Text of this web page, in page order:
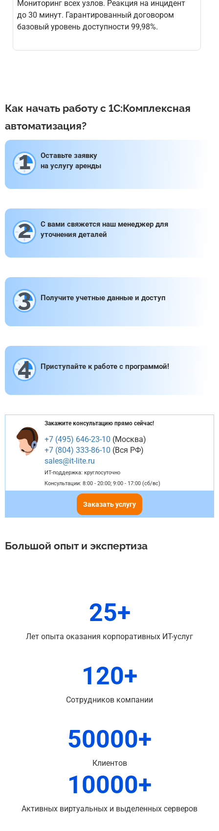
Мониторинг всех узлов. Реакция на инцидент
до 30 минут. Гарантированный договором
базовый уровень доступности 99,98%.
Как начать работу с 1C:Комплексная
автоматизация?
1
Оставьте заявку
на услугу аренды
2
С вами свяжется наш менеджер для
уточнения деталей
3 Получите учетные данные и доступ
4 Приступайте к работе с программой!
Закажите консультацию прямо сейчас!
+7 (495) 646-23-10 (Москва)
+7 (804) 333-86-10 (Вся РФ)
sales@it-lite.ru
ИТ-поддержка: круглосуточно
Консультации: 8:00 - 20:00; 9:00 - 17:00 (сб/вс)
Заказать услугу
Большой опыт и экспертиза
25+
Лет опыта оказания корпоративных ИТ-услуг
120+
Сотрудников компании
50000+
Клиентов
10000+
Активных виртуальных и выделенных серверов